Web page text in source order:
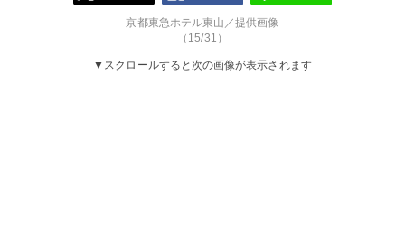
京都東急ホテル東山／提供画像
（15/31）
▼スクロールすると次の画像が表示されます